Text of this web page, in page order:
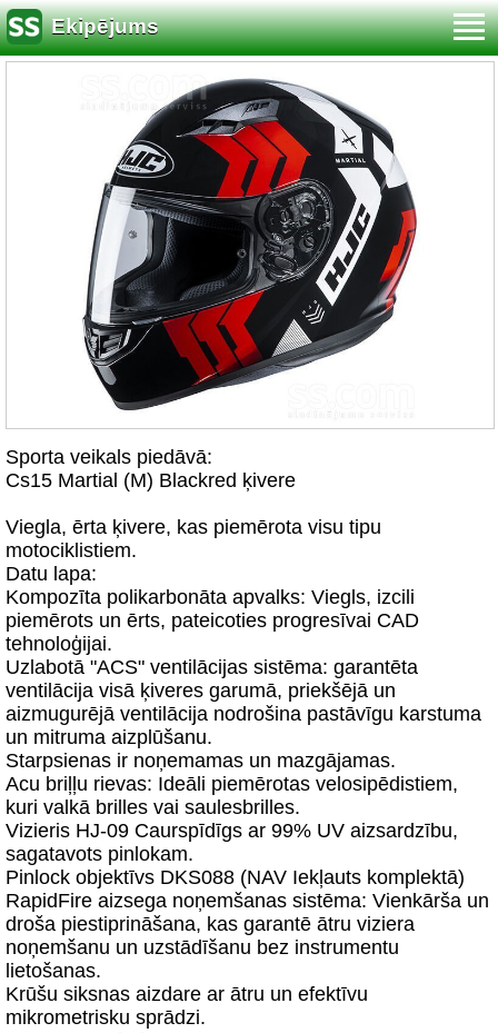
Ekipējums
Sporta veikals piedāvā:
Cs15 Martial (M) Blackred ķivere
Viegla, ērta ķivere, kas piemērota visu tipu
motociklistiem.
Datu lapa:
Kompozīta polikarbonāta apvalks: Viegls, izcili
piemērots un ērts, pateicoties progresīvai CAD
tehnoloģijai.
Uzlabotā "ACS" ventilācijas sistēma: garantēta
ventilācija visā ķiveres garumā, priekšējā un
aizmugurējā ventilācija nodrošina pastāvīgu karstuma
un mitruma aizplūšanu.
Starpsienas ir noņemamas un mazgājamas.
Acu briļļu rievas: Ideāli piemērotas velosipēdistiem,
kuri valkā brilles vai saulesbrilles.
Vizieris HJ-09 Caurspīdīgs ar 99% UV aizsardzību,
sagatavots pinlokam.
Pinlock objektīvs DKS088 (NAV Iekļauts komplektā)
RapidFire aizsega noņemšanas sistēma: Vienkārša un
droša piestiprināšana, kas garantē ātru viziera
noņemšanu un uzstādīšanu bez instrumentu
lietošanas.
Krūšu siksnas aizdare ar ātru un efektīvu
mikrometrisku sprādzi.